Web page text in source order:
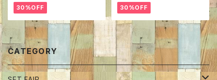
秋冬ブルゾン
30%OFF
っこり #アニマルモチーフ #ほっ
こり
30%OFF
CATEGORY